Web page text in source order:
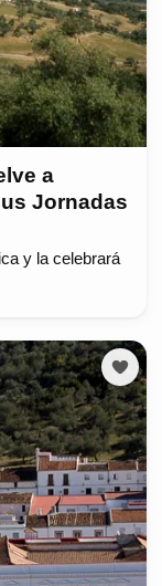
a
Jornadas
y la celebrará